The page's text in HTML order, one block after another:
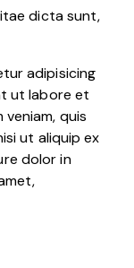
dicta sunt,
adipisicing
ut labore et
veniam, quis
ut aliquip ex
dolor in